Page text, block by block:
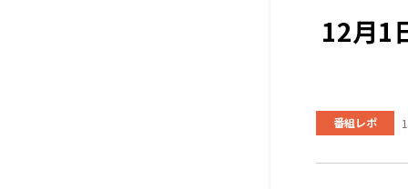
12月1
番組レポ